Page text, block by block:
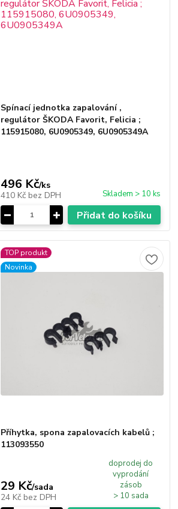
Spínací jednotka zapalování ,
regulátor ŠKODA Favorit, Felicia ;
115915080, 6U0905349, 6U0905349A
496 Kč/ks
410 Kč bez DPH Skladem > 10 ks
Přidat do košíku
TOP produkt
Novinka
Příhytka, spona zapalovacích kabelů ;
113093550
29 Kč/sada
24 Kč bez DPH
doprodej do
vyprodání
zásob
> 10 sada